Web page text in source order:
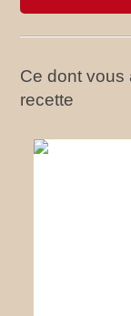
Ce dont vous
recette